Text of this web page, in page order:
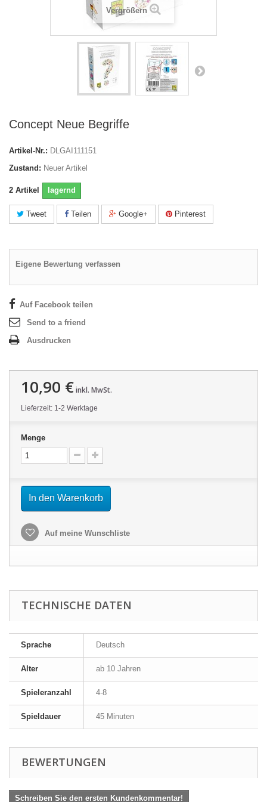
Vergrößern
Concept Neue Begriffe
Artikel-Nr.: DLGAI111151
Zustand: Neuer Artikel
2 Artikel lagernd
Tweet Teilen Google+ Pinterest
Eigene Bewertung verfassen
Auf Facebook teilen
Send to a friend
Ausdrucken
10,90 €inkl. MwSt.
Lieferzeit: 1-2 Werktage
Menge
In den Warenkorb
Auf meine Wunschliste
TECHNISCHE DATEN
Sprache Deutsch
Alter ab 10 Jahren
Spieleranzahl 4-8
Spieldauer 45 Minuten
BEWERTUNGEN
Schreiben Sie den ersten Kundenkommentar!